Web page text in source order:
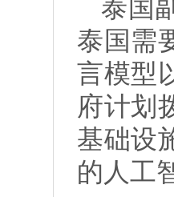
泰国
泰国需
言模型
府计划
基础设
的人工